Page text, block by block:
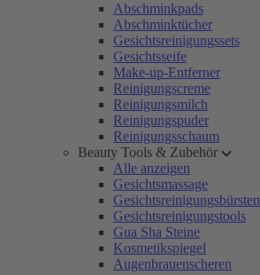
Abschminkpads
Abschminktücher
Gesichtsreinigungssets
Gesichtsseife
Make-up-Entferner
Reinigungscreme
Reinigungsmilch
Reinigungspuder
Reinigungsschaum
Beauty Tools & Zubehör
Alle anzeigen
Gesichtsmassage
Gesichtsreinigungsbürsten
Gesichtsreinigungstools
Gua Sha Steine
Kosmetikspiegel
Augenbrauenscheren